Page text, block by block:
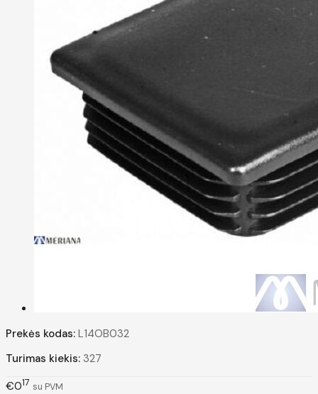
Prekės kodas: L14OB032
Turimas kiekis: 327
€017 su PVM